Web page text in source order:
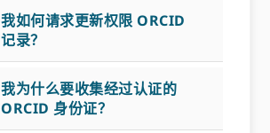
我如何请求更新权限 ORCID
记录？
我为什么要收集经过认证的
ORCID 身份证？